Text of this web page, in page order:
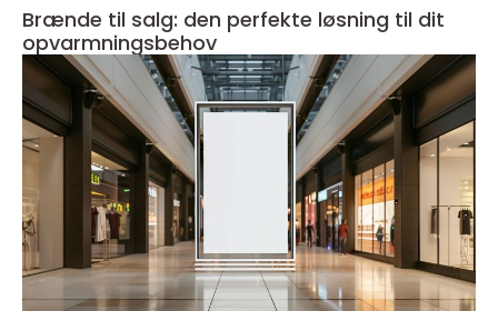
Brænde til salg: den perfekte løsning til dit
opvarmningsbehov